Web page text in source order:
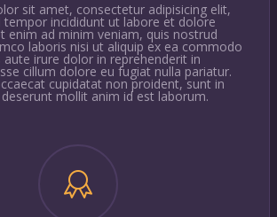
sit amet, consectetur adipisicing elit,
tempor incididunt ut labore et dolore
enim ad minim veniam, quis nostrud
laboris nisi ut aliquip ex ea commodo
aute irure dolor in reprehenderit in
cillum dolore eu fugiat nulla pariatur.
cupidatat non proident, sunt in
mollit anim id est laborum.